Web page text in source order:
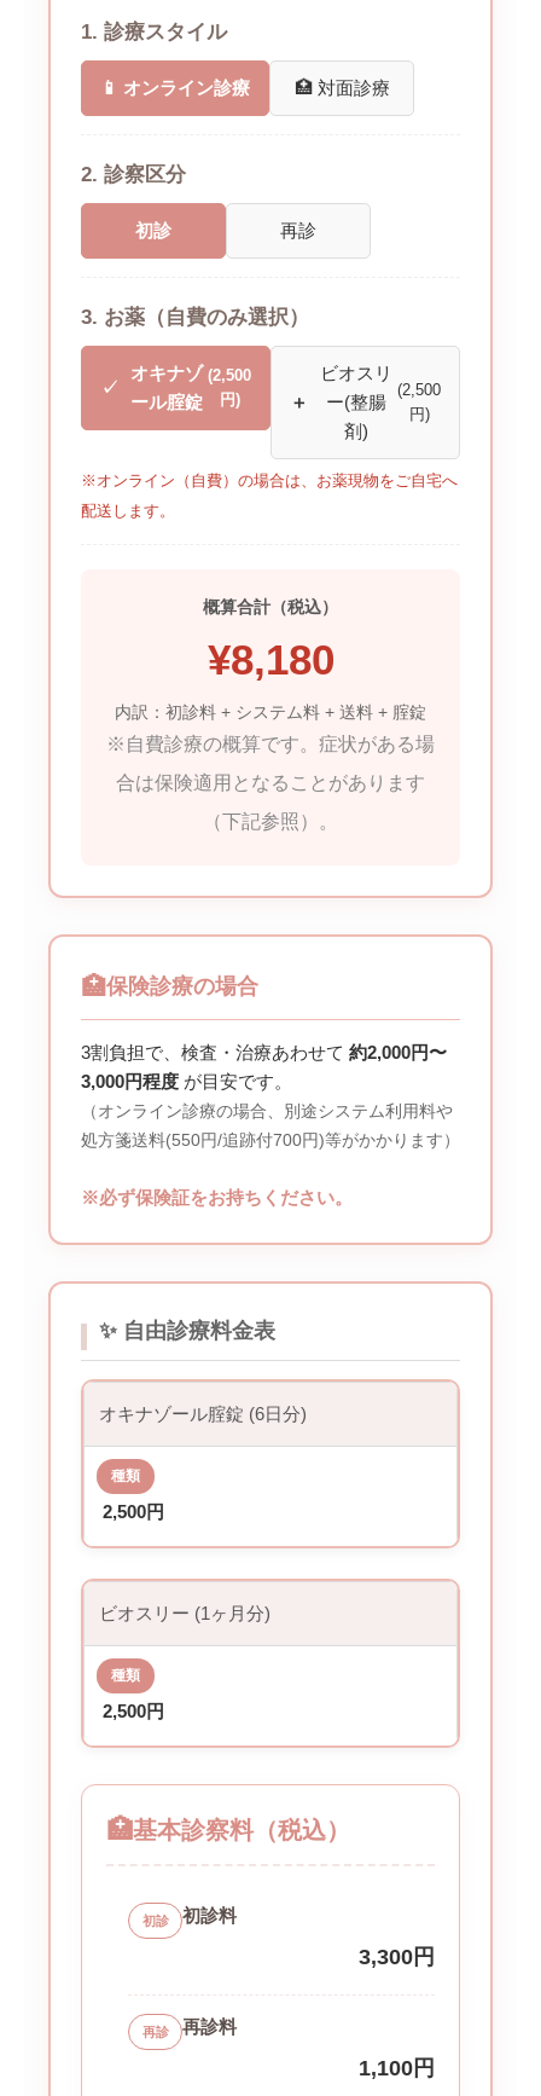
1. 診療スタイル
📱 オンライン診療 🏥 対面診療
2. 診察区分
初診 再診
3. お薬（自費のみ選択）
オキナゾ
ール腟錠
(2,500
円)
ビオスリ
ー(整腸
剤)
(2,500
円)
※オンライン（自費）の場合は、お薬現物をご自宅へ
配送します。
概算合計（税込）
¥8,180
内訳：初診料 + システム料 + 送料 + 腟錠
※自費診療の概算です。症状がある場
合は保険適用となることがあります
（下記参照）。
保険診療の場合
3割負担で、検査・治療あわせて 約2,000円〜
3,000円程度 が目安です。
（オンライン診療の場合、別途システム利用料や
処方箋送料(550円/追跡付700円)等がかかります）
※必ず保険証をお持ちください。
✨ 自由診療料金表
オキナゾール腟錠 (6日分)
2,500円
ビオスリー (1ヶ月分)
2,500円
🏥基本診察料（税込）
初診 初診料
3,300円
再診 再診料
1,100円